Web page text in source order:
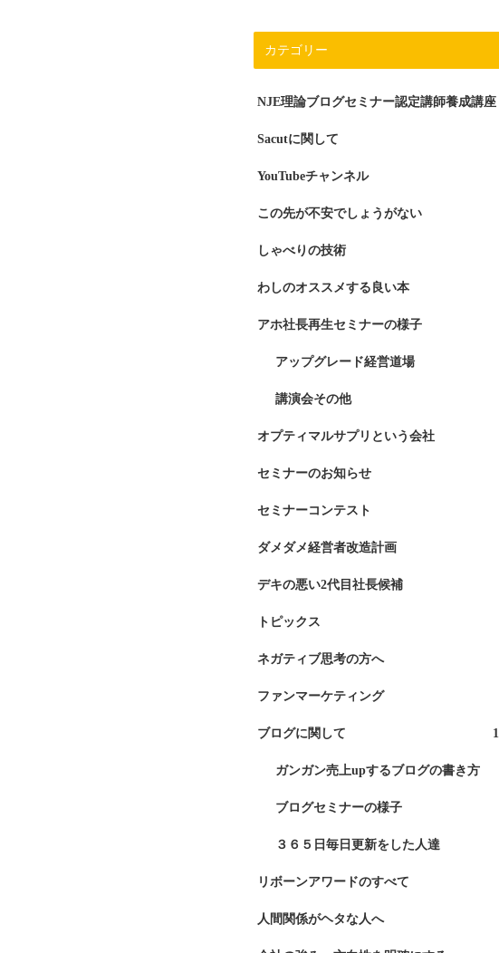
カテゴリー
NJE理論ブログセミナー認定講師養成講座
Sacutに関して
YouTubeチャンネル
この先が不安でしょうがない
しゃべりの技術
わしのオススメする良い本
アホ社長再生セミナーの様子
アップグレード経営道場
講演会その他
オプティマルサプリという会社
セミナーのお知らせ
セミナーコンテスト
ダメダメ経営者改造計画
デキの悪い2代目社長候補
トピックス
ネガティブ思考の方へ
ファンマーケティング
ブログに関して
ガンガン売上upするブログの書き方
ブログセミナーの様子
３６５日毎日更新をした人達
リボーンアワードのすべて
人間関係がヘタな人へ